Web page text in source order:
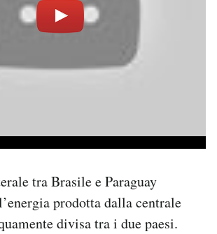
tra Brasile e Paraguay
prodotta dalla centrale
divisa tra i due paesi.